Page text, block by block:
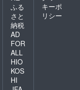
ふる
さと
納税
AD
FOR
ALL
HIO
KOS
HI
キーポ
リシー